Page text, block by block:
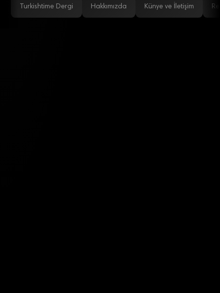
Turkishtime Dergi Hakkımızda Künye ve İletişim